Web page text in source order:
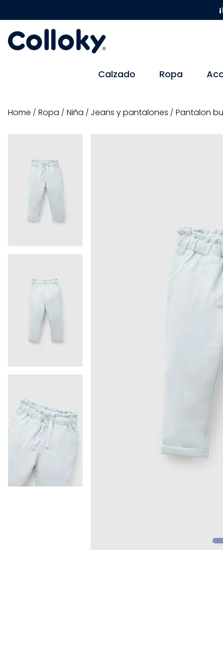
Calzado Ropa
ropa niña jeans y pantalones Pantalon